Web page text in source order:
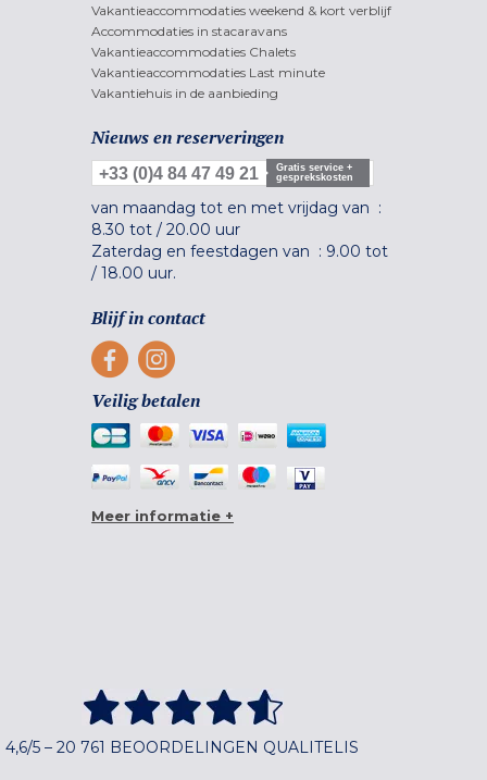
Vakantieaccommodaties weekend & kort verblijf
Accommodaties in stacaravans
Vakantieaccommodaties Chalets
Vakantieaccommodaties Last minute
Vakantiehuis in de aanbieding
Nieuws en reserveringen
+33 (0)4 84 47 49 21
Gratis service +
gesprekskosten
van maandag tot en met vrijdag van :
8.30 tot / 20.00 uur
Zaterdag en feestdagen van : 9.00 tot
/ 18.00 uur.
Blijf in contact
Veilig betalen
Meer informatie +
4,6/5 – 20 761 BEOORDELINGEN QUALITELIS